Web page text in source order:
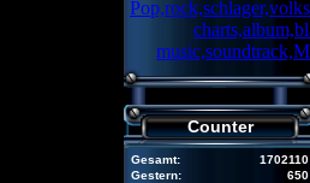
Counter
Gesamt:
1702110
Gestern:
650